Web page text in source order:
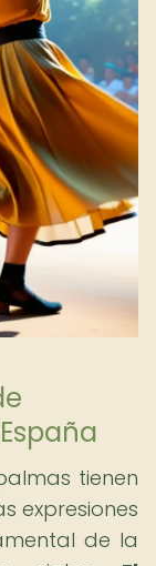
tienen
expresiones
de la